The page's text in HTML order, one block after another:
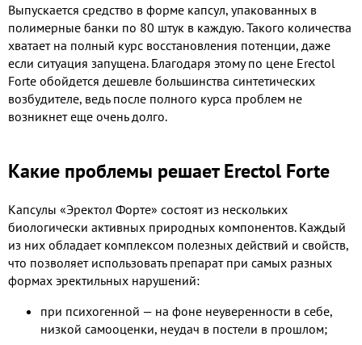
Выпускается средство в форме капсул, упакованных в
полимерные банки по 80 штук в каждую. Такого количества
хватает на полный курс восстановления потенции, даже
если ситуация запущена. Благодаря этому по цене Erectol
Forte обойдется дешевле большинства синтетических
возбудителе, ведь после полного курса проблем не
возникнет еще очень долго.
Какие проблемы решает Erectol Forte
Капсулы «Эректол Форте» состоят из нескольких
биологически активных природных компонентов. Каждый
из них обладает комплексом полезных действий и свойств,
что позволяет использовать препарат при самых разных
формах эректильных нарушений:
при психогенной — на фоне неуверенности в себе,
низкой самооценки, неудач в постели в прошлом;